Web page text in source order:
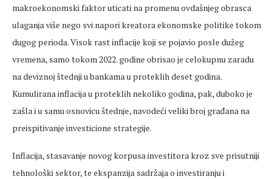
makroekonomski faktor uticati na promenu ovdašnjeg obrasca
ulaganja više nego svi napori kreatora ekonomske politike tokom
dugog perioda. Visok rast inflacije koji se pojavio posle dužeg
vremena, samo tokom 2022. godine obrisao je celokupnu zaradu
na deviznoj štednji u bankama u proteklih deset godina.
Kumulirana inflacija u proteklih nekoliko godina, pak, duboko je
zašla i u samu osnovicu štednje, navodeći veliki broj građana na
preispitivanje investicione strategije.
Inflacija, stasavanje novog korpusa investitora kroz sve prisutniji
tehnološki sektor, te ekspanzija sadržaja o investiranju i